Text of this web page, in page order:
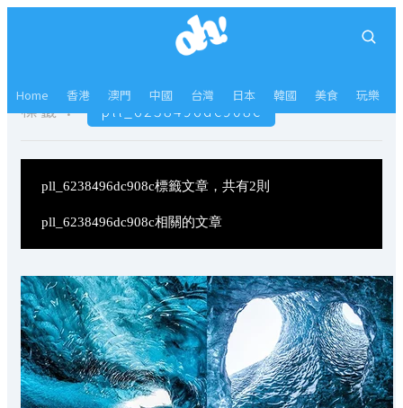
Home 香港 澳門 中國 台灣 日本 韓國 美食 玩樂
標籤： pll_6238496dc908c
pll_6238496dc908c標籤文章，共有2則
pll_6238496dc908c相關的文章